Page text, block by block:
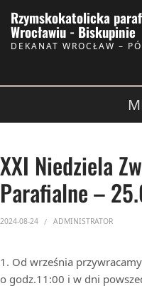
Rzymskokatolicka
Wrocławiu - Biskupinie
DEKANAT WROCŁAW –
XXI Niedziela
Parafialne –
2024-08-24 ADMINISTRATOR
1. Od września
o godz.11:00 i w dni